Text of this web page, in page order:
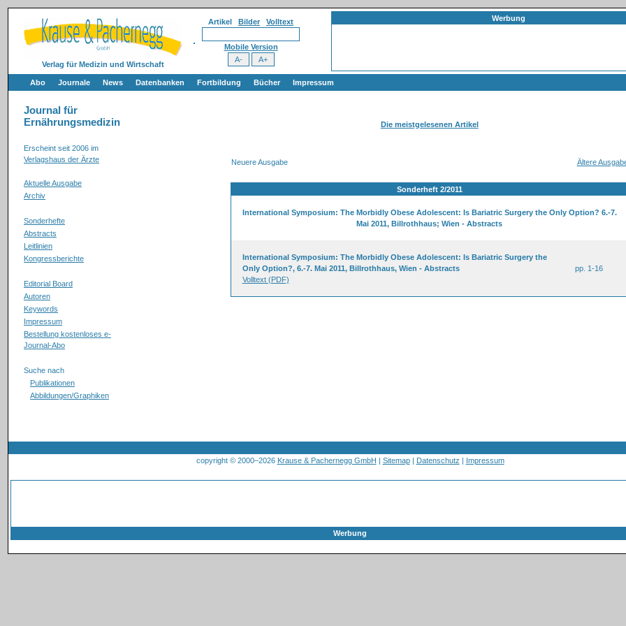
Verlag für Medizin und Wirtschaft
Artikel Bilder Volltext
Mobile Version
Werbung
Abo Journale News Datenbanken Fortbildung Bücher Impressum
Journal für
Ernährungsmedizin
Erscheint seit 2006 im
Verlagshaus der Ärzte
Aktuelle Ausgabe
Archiv
Sonderhefte
Abstracts
Leitlinien
Kongressberichte
Editorial Board
Autoren
Keywords
Impressum
Bestellung kostenloses e-
Journal-Abo
Suche nach
Publikationen
Abbildungen/Graphiken
Die meistgelesenen Artikel
Neuere Ausgabe Ältere
Sonderheft 2/2011
International Symposium: The Morbidly Obese Adolescent: Is Bariatric Surgery the Only Option? 6.-7.
Mai 2011, Billrothhaus; Wien - Abstracts
International Symposium: The Morbidly Obese Adolescent: Is Bariatric Surgery the
Only Option?, 6.-7. Mai 2011, Billrothhaus, Wien - Abstracts
Volltext (PDF)
pp. 1-16
copyright © 2000–2026 Krause & Pachernegg GmbH | Sitemap| Datenschutz | Impressum
Werbung